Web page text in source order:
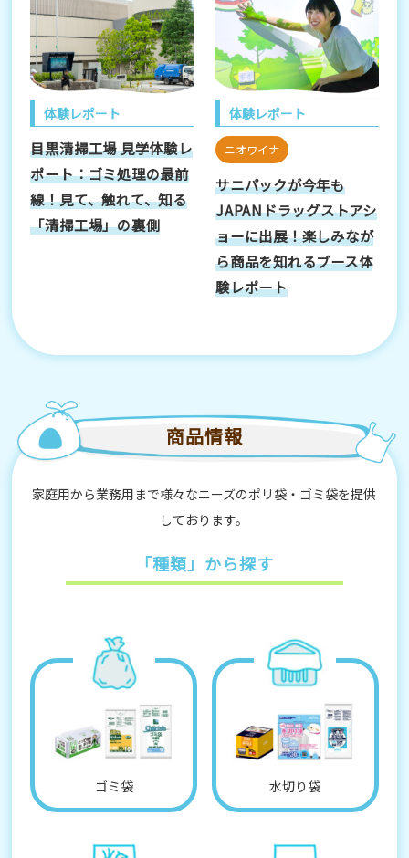
体験レポート
目黒清掃工場 見学体験レ
ポート：ゴミ処理の最前
線！見て、触れて、知る
「清掃工場」の裏側
体験レポート
ニオワイナ
サニパックが今年も
JAPANドラッグストアシ
ョーに出展！楽しみなが
ら商品を知れるブース体
験レポート
商品情報
家庭用から業務用まで様々なニーズのポリ袋・ゴミ袋を提供
しております。
「種類」から探す
ゴミ袋 水切り袋